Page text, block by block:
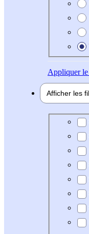
Appliquerle
Afficher les
Type de